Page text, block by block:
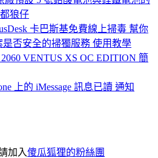
狼仔
卡巴斯基免費線上掃毒 幫你
否安全的掃獨服務 使用教學
VENTUS XS OC EDITION 簡
上的 iMessage 訊息已讀 通知
加入傻瓜狐狸的粉絲團